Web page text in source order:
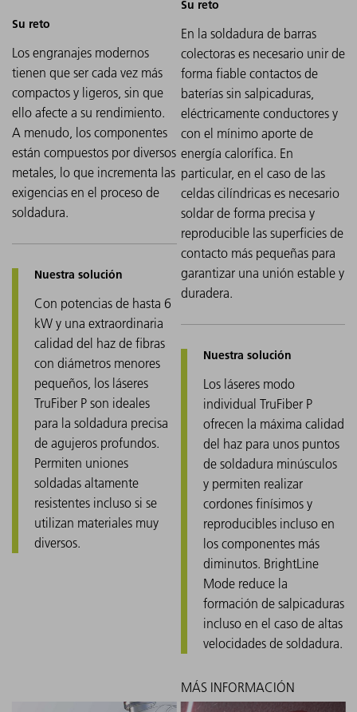
Los engranajes modernos
tienen que ser cada vez más
compactos y ligeros, sin que
ello afecte a su rendimiento.
A menudo, los componentes
están compuestos por diversos
metales, lo que incrementa las
exigencias en el proceso de
soldadura.
Con potencias de hasta 6
kW y una extraordinaria
calidad del haz de fibras
con diámetros menores
pequeños, los láseres
TruFiber P son ideales
para la soldadura precisa
de agujeros profundos.
Permiten uniones
soldadas altamente
resistentes incluso si se
utilizan materiales muy
diversos.
En la soldadura de barras
colectoras es necesario unir de
forma fiable contactos de
baterías sin salpicaduras,
eléctricamente conductores y
con el mínimo aporte de
energía calorífica. En
particular, en el caso de las
celdas cilíndricas es necesario
soldar de forma precisa y
reproducible las superficies de
contacto más pequeñas para
garantizar una unión estable y
duradera.
Los láseres modo
individual TruFiber P
ofrecen la máxima calidad
del haz para unos puntos
de soldadura minúsculos
y permiten realizar
cordones finísimos y
reproducibles incluso en
los componentes más
diminutos. BrightLine
Mode reduce la
formación de salpicaduras
incluso en el caso de altas
velocidades de soldadura.